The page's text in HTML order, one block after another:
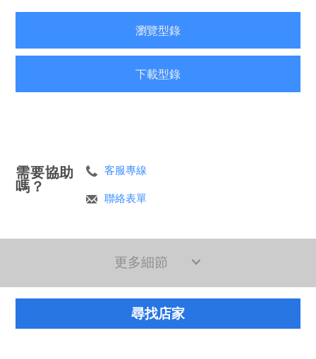
瀏覽型錄
下載型錄
需要協助
嗎？
客服專線
聯絡表單
更多細節
尋找店家